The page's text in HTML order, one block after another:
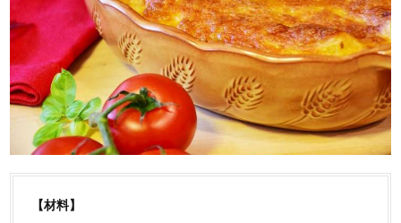
【材料】